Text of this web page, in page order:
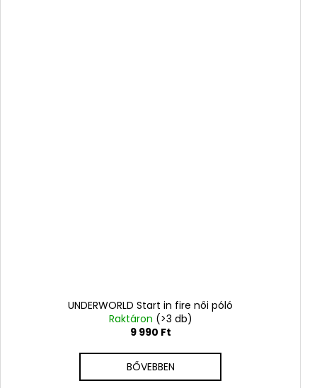
UNDERWORLD Start in fire női póló
Raktáron (>3 db)
9 990 Ft
BŐVEBBEN